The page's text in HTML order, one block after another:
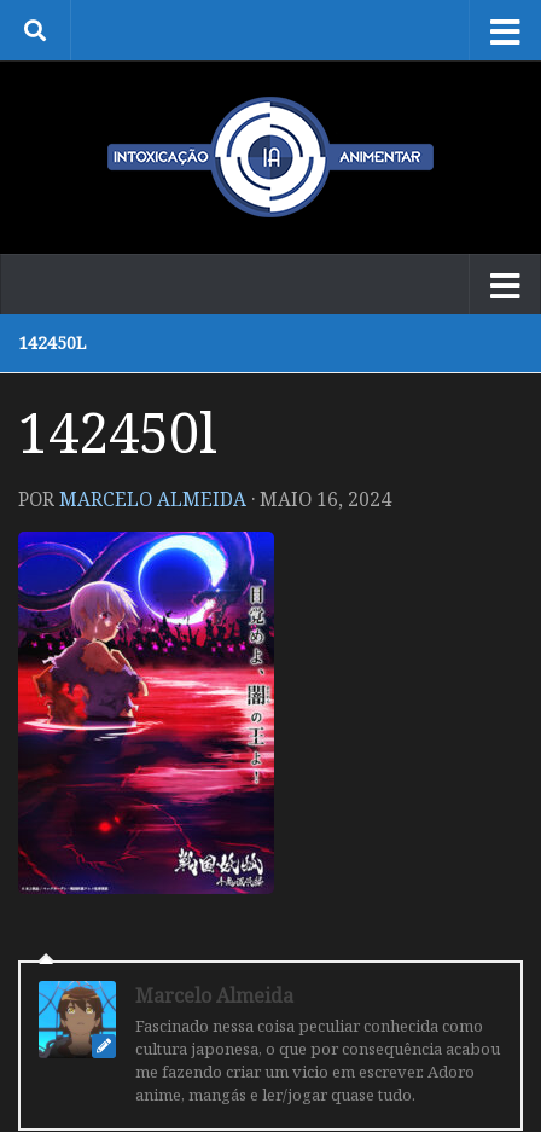
Skip to content
142450L
142450l
PORMARCELO ALMEIDA ·MAIO 16, 2024
Marcelo Almeida
Fascinado nessa coisa peculiar conhecida como
cultura japonesa, o que por consequência acabou
me fazendo criar um vicio em escrever. Adoro
anime, mangás e ler/jogar quase tudo.